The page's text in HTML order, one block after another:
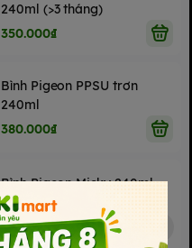
240ml (>3 tháng)
350.000₫
Bình Pigeon PPSU trơn
240ml
380.000₫
Bình Pigeon Micky 240ml
185.000₫ Hết hàng